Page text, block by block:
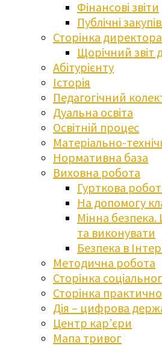
Фінансові звіти
Публічні
Сторінка директора
Щорічний звіт
Абітурієнту
Історія
Педагогічний
Дуальна освіта
Освітній процес
Матеріально-
Нормативна база
Виховна робота
Гурткова
На допомогу
Мінна
та виконувати
Безпека в
Методична робота
Сторінка
Сторінка
Дія – цифрова
Центр кар’єри
Мапа тривог